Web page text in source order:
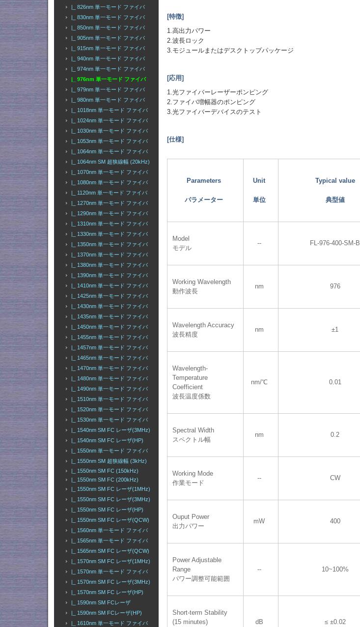
|_ 826nm 単一モード ファイバ
|_ 830nm 単一モード ファイバ
|_ 850nm 単一モード ファイバ
|_ 905nm 単一モード ファイバ
|_ 915nm 単一モード ファイバ
|_ 940nm 単一モード ファイバ
|_ 974nm 単一モード ファイバ
|_ 976nm 単一モード ファイバ
|_ 979nm 単一モード ファイバ
|_ 980nm 単一モード ファイバ
|_ 1018nm 単一モード ファイバ
|_ 1024nm 単一モード ファイバ
|_ 1030nm 単一モード ファイバ
|_ 1053nm 単一モード ファイバ
|_ 1064nm 単一モード ファイバ
|_ 1064nm SM 超狭線幅 (20kHz)
|_ 1070nm 単一モード ファイバ
|_ 1080nm 単一モード ファイバ
|_ 1120nm 単一モード ファイバ
|_ 1270nm 単一モード ファイバ
|_ 1290nm 単一モード ファイバ
|_ 1310nm 単一モード ファイバ
|_ 1330nm 単一モード ファイバ
|_ 1350nm 単一モード ファイバ
|_ 1370nm 単一モード ファイバ
|_ 1380nm 単一モード ファイバ
|_ 1390nm 単一モード ファイバ
|_ 1410nm 単一モード ファイバ
|_ 1425nm 単一モード ファイバ
|_ 1430nm 単一モード ファイバ
|_ 1435nm 単一モード ファイバ
|_ 1450nm 単一モード ファイバ
|_ 1455nm 単一モード ファイバ
|_ 1457nm 単一モード ファイバ
|_ 1465nm 単一モード ファイバ
|_ 1470nm 単一モード ファイバ
|_ 1480nm 単一モード ファイバ
|_ 1490nm 単一モード ファイバ
|_ 1510nm 単一モード ファイバ
|_ 1520nm 単一モード ファイバ
|_ 1530nm 単一モード ファイバ
|_ 1540nm SM FC レーザ(3MHz)
|_ 1540nm SM FC レーザ(HP)
|_ 1550nm 単一モード ファイバ
|_ 1550nm SM 超狭線幅 (3kHz)
|_ 1550nm SM FC (150kHz)
|_ 1550nm SM FC (200kHz)
|_ 1550nm SM FC レーザ(1MHz)
|_ 1550nm SM FC レーザ(3MHz)
|_ 1550nm SM FC レーザ(HP)
|_ 1550nm SM FC レーザ(QCW)
|_ 1560nm 単一モード ファイバ
|_ 1565nm 単一モード ファイバ
|_ 1565nm SM FC レーザ(QCW)
|_ 1570nm SM FC レーザ(1MHz)
|_ 1570nm 単一モード ファイバ
|_ 1570nm SM FC レーザ(3MHz)
|_ 1570nm SM FC レーザ(HP)
|_ 1590nm SM FCレーザ
|_ 1590nm SM FCレーザ(HP)
|_ 1610nm 単一モード ファイバ
[特徴]
1.高出力パワー
2.波長ロック
3.モジュールまたはデスクトップパッケージ
[応用]
1.光ファイバーレーザーポンピング
2.ファイバ増幅器のポンピング
3.光ファイバーデバイスのテスト
[仕様]
Parameters
パラメーター
Unit
単位
Typical value
典型値
Model
モデル
-- FL-976-400-SM-B
Working Wavelength
動作波長
nm 976
Wavelength Accuracy
波長精度
nm ±1
Wavelength-
Temperature
Coefficient
波長温度係数
nm/℃ 0.01
Spectral Width
スペクトル幅
nm 0.2
Working Mode
作業モード
-- CW
Ouput Power
出力パワー
mW 400
Power Adjustable
Range
パワー調整可能範囲
-- 10~100%
Short-term Stability
(15 minutes)
dB ≤ ±0.02